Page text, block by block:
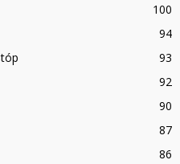
100
94
93
92
90
87
86